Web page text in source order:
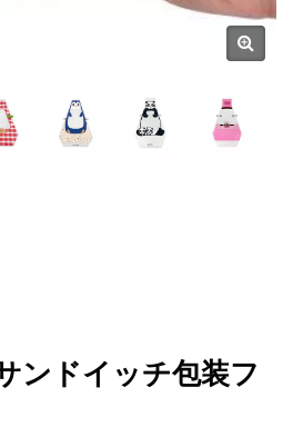
ンドイッチ包装フ